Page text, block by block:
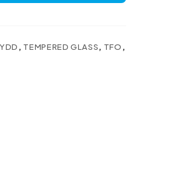
, TEMPERED GLASS, TFO ,